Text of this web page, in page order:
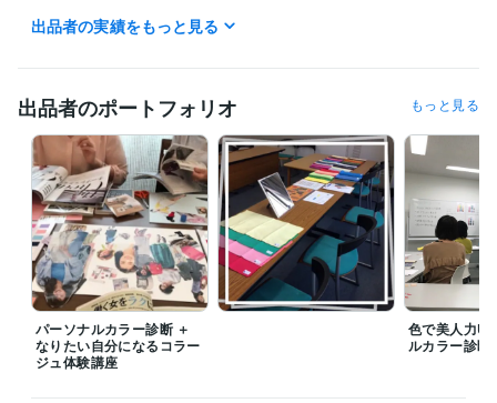
✨ ココナラ招待コードで1000円引き ✨
ココナラに新規登録される方は、初回のみ以下のリンクから登録すると1
https://coconala.com/invite/1P3RVV
経験職種
ライフスタイル・その他 / 講師・インストラクター 経験年数 : 7年
受賞歴
『パーソナルカラーを知って魅力UP　オフィスで映える私色』 Flam
maカラーアナリストフルコース TAEKO MAGICプロフェッショナル
メイクアドバイザー アドバンスカラーセラピスト1stコース 日本
顔タイプ診断協会顔タイプアドバイザー１級 色彩検定2級
資格・検定
パーソナルカラーアナリスト
出品者の実績をもっと見る
出品者のポートフォリオ もっと見る
パーソナルカラー診断 ＋
なりたい自分になるコラー
ジュ体験講座
色で美人力
ルカラー診断